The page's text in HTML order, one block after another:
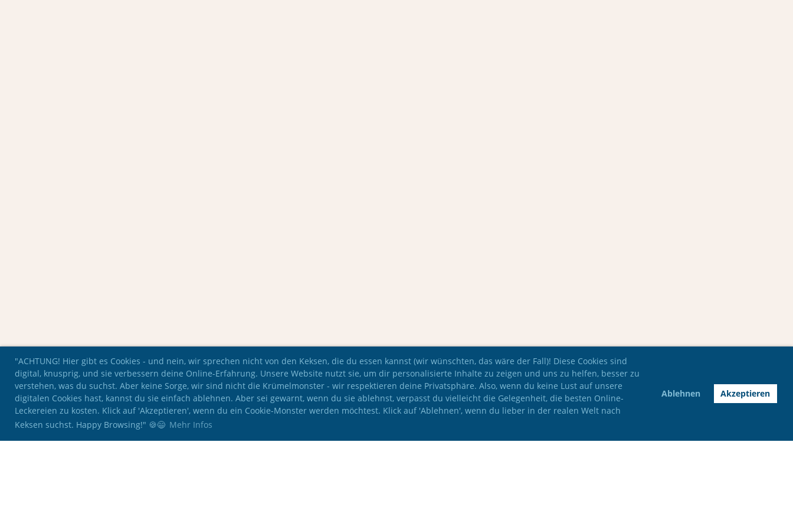
"ACHTUNG! Hier gibt es Cookies - und nein, wir sprechen nicht von den Keksen, die du essen kannst (wir wünschten, das wäre der Fall)! Diese Cookies sind
digital, knusprig, und sie verbessern deine Online-Erfahrung. Unsere Website nutzt sie, um dir personalisierte Inhalte zu zeigen und uns zu helfen, besser zu
verstehen, was du suchst. Aber keine Sorge, wir sind nicht die Krümelmonster - wir respektieren deine Privatsphäre. Also, wenn du keine Lust auf unsere
digitalen Cookies hast, kannst du sie einfach ablehnen. Aber sei gewarnt, wenn du sie ablehnst, verpasst du vielleicht die Gelegenheit, die besten Online-
Leckereien zu kosten. Klick auf 'Akzeptieren', wenn du ein Cookie-Monster werden möchtest. Klick auf 'Ablehnen', wenn du lieber in der realen Welt nach
Keksen suchst. Happy Browsing!" 🍪😄 Mehr Infos
Ablehnen Akzeptieren